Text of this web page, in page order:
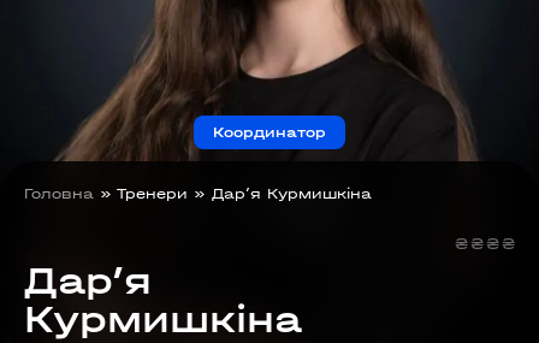
Координатор
Головна » Тренери » Дар’я Курмишкіна
₴
₴
₴
₴
Дар’я
Курмишкіна